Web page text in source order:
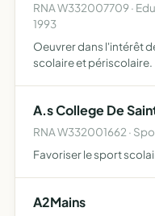
RNA W332007709 ·
1993
Oeuvrer dans l'intérêt
scolaire et périscolaire.
A.s College De
RNA W332001662 ·
Favoriser le sport
A2Mains